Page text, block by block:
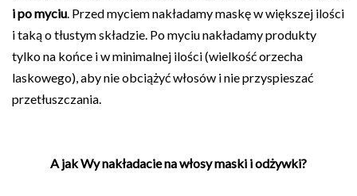
i po myciu. Przed myciem nakładamy maskę w większej ilości
i taką o tłustym składzie. Po myciu nakładamy produkty
tylko na końce i w minimalnej ilości (wielkość orzecha
laskowego), aby nie obciążyć włosów i nie przyspieszać
przetłuszczania.
A jak Wy nakładacie na włosy maski i odżywki?